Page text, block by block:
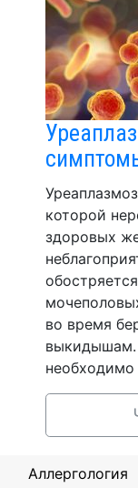
которой
здоровых
во время
выкидышам.
необходимо
Аллергология